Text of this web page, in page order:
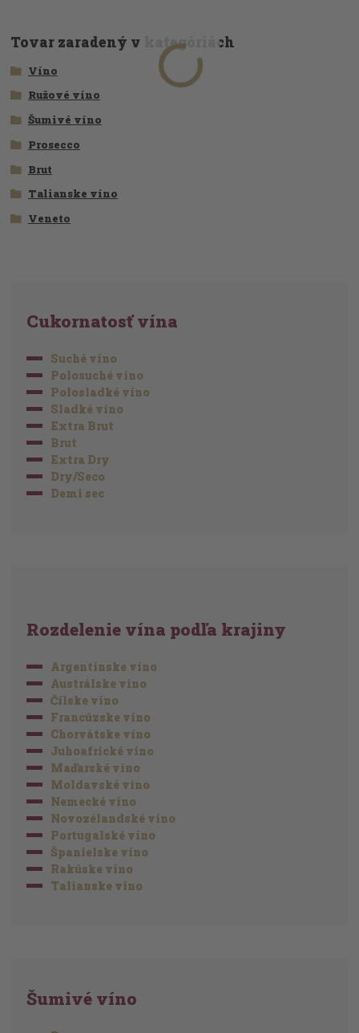
Tovar zaradený v kategóriách
Víno
Ružové víno
Šumivé víno
Prosecco
Brut
Talianske víno
Veneto
Cukornatosť vína
Suché víno
Polosuché víno
Polosladké víno
Sladké víno
Extra Brut
Brut
Extra Dry
Dry/Seco
Demi sec
Rozdelenie vína podľa krajiny
Argentínske víno
Austrálske víno
Čílske víno
Francúzske víno
Chorvátske víno
Juhoafrické víno
Maďarské víno
Moldavské víno
Nemecké víno
Novozélandské víno
Portugalské víno
Španielske víno
Rakúske víno
Talianske víno
Šumivé víno